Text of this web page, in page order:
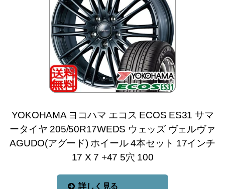
YOKOHAMA ヨコハマ エコス ECOS ES31 サマ
ータイヤ 205/50R17WEDS ウェッズ ヴェルヴァ
AGUDO(アグード) ホイール 4本セット 17インチ
17 X 7 +47 5穴 100
詳しく見る